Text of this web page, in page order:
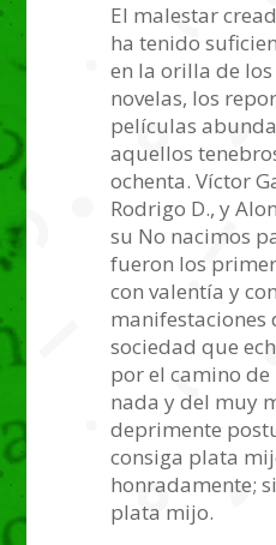
El malestar
ha tenido
en la orilla de los
novelas, los
películas
aquellos
ochenta. Víctor
Rodrigo D., y
su No nacimos
fueron los
con valentía y
manifestaciones
sociedad que
por el camino de
nada y del muy
deprimente
consiga plata
honradamente;
plata mijo.